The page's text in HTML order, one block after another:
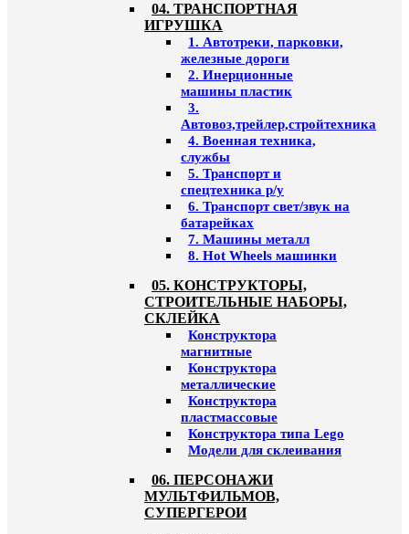
04. ТРАНСПОРТНАЯ
ИГРУШКА
1. Автотреки, парковки,
железные дороги
2. Инерционные
машины пластик
3.
Автовоз,трейлер,стройтехника
4. Военная техника,
службы
5. Транспорт и
спецтехника р/у
6. Транспорт свет/звук на
батарейках
7. Машины металл
8. Hot Wheels машинки
05. КОНСТРУКТОРЫ,
СТРОИТЕЛЬНЫЕ НАБОРЫ,
СКЛЕЙКА
Конструктора
магнитные
Конструктора
металлические
Конструктора
пластмассовые
Конструктора типа Lego
Модели для склеивания
06. ПЕРСОНАЖИ
МУЛЬТФИЛЬМОВ,
СУПЕРГЕРОИ